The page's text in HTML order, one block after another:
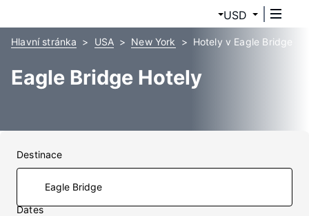
USD
Hlavní stránka USA New York Hotely v Eagle Bridge
Eagle Bridge Hotely
Destinace
Dates